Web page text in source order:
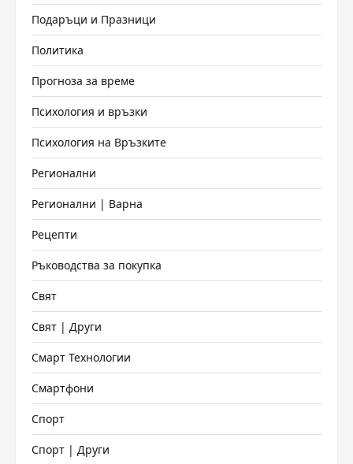
Подаръци и Празници
Политика
Прогноза за време
Психология и връзки
Психология на Връзките
Регионални
Регионални | Варна
Рецепти
Ръководства за покупка
Свят
Свят | Други
Смарт Технологии
Смартфони
Спорт
Спорт | Други